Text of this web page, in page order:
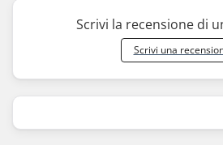
Scrivi la recensione di
Scrivi una